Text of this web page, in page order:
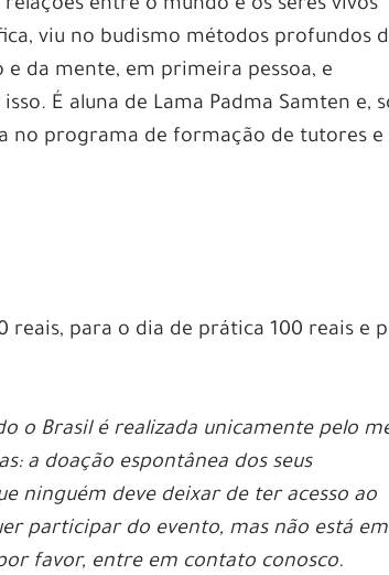
entre o mundo e os seres vivos
viu no budismo métodos profundos
da mente, em primeira pessoa, e
É aluna de Lama Padma Samten e,
no programa de formação de tutores e
reais, para o dia de prática 100 reais e
o Brasil é realizada unicamente pelo
a doação espontânea dos seus
ninguém deve deixar de ter acesso ao
participar do evento, mas não está em
favor, entre em contato conosco.